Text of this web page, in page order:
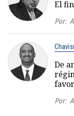
El
Por:
De
Por: